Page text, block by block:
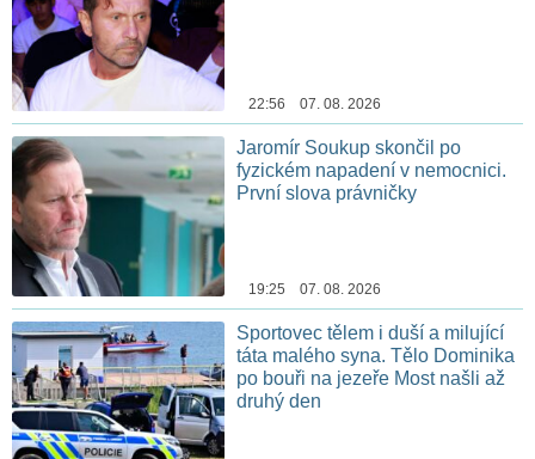
22:56 07. 08. 2026
Jaromír Soukup skončil po
fyzickém napadení v nemocnici.
První slova právničky
19:25 07. 08. 2026
Sportovec tělem i duší a milující
táta malého syna. Tělo Dominika
po bouři na jezeře Most našli až
druhý den